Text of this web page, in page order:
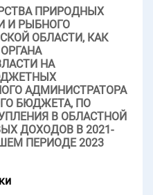
ПРИРОДНЫХ
И РЫБНОГО
ОБЛАСТИ, КАК
НА
АДМИНИСТРАТОРА
БЮДЖЕТА, ПО
В ОБЛАСТНОЙ
ДОХОДОВ В 2021-
ПЕРИОДЕ 2023